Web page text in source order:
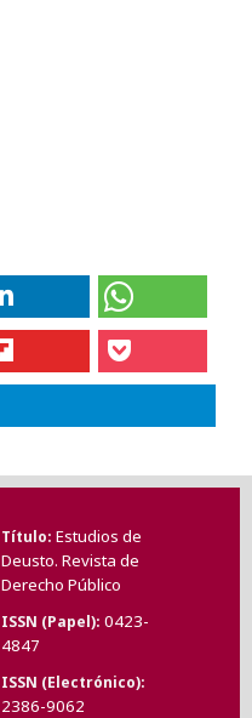
Título Estudios de
Deusto. Revista de
Derecho Público
ISSN (Papel) 0423-
4847
ISSN (Electrónico)
2386-9062